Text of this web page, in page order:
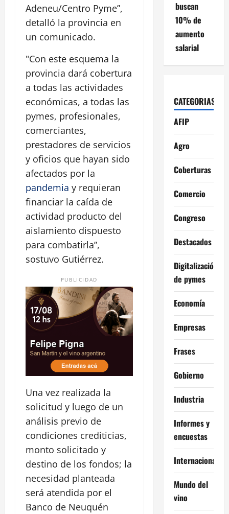
Adeneu/Centro Pyme”,
detalló la provincia en
un comunicado.
"Con este esquema la
provincia dará cobertura
a todas las actividades
económicas, a todas las
pymes, profesionales,
comerciantes,
prestadores de servicios
y oficios que hayan sido
afectados por la
pandemia y requieran
financiar la caída de
actividad producto del
aislamiento dispuesto
para combatirla”,
sostuvo Gutiérrez.
PUBLICIDAD
Una vez realizada la
solicitud y luego de un
análisis previo de
condiciones crediticias,
monto solicitado y
destino de los fondos; la
necesidad planteada
será atendida por el
Banco de Neuquén
buscan
10% de
aumento
salarial
CATEGORIAS
AFIP
Agro
Coberturas
Comercio
Congreso
Destacados
Digitalización
de pymes
Economía
Empresas
Frases
Gobierno
Industria
Informes y
encuestas
Internacional
Mundo del
vino